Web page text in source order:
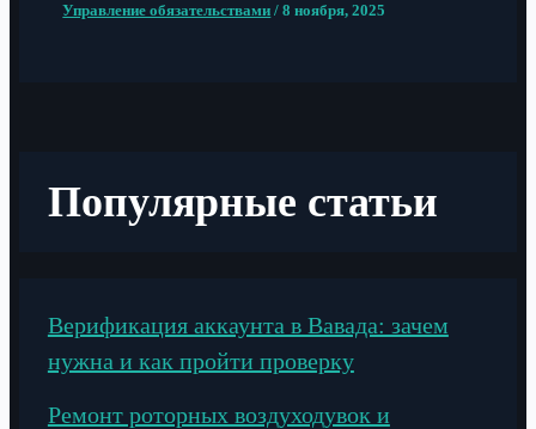
Управление обязательствами /8 ноября, 2025
Популярные статьи
Верификация аккаунта в Вавада: зачем
нужна и как пройти проверку
Ремонт роторных воздуходувок и